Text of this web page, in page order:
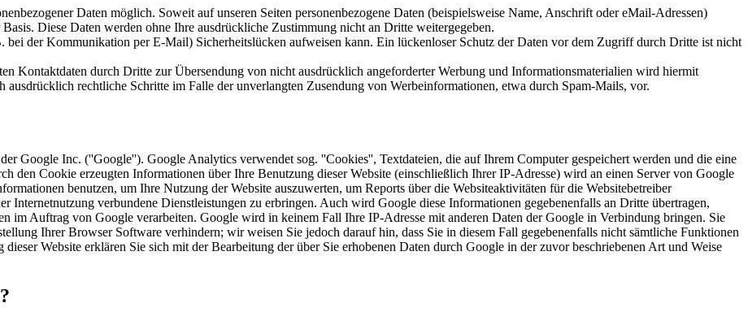
Daten möglich. Soweit auf unseren Seiten personenbezogene Daten (beispielsweise Name, Anschrift oder eMail-Adressen)
Diese Daten werden ohne Ihre ausdrückliche Zustimmung nicht an Dritte weitergegeben.
bei der Kommunikation per E-Mail) Sicherheitslücken aufweisen kann. Ein lückenloser Schutz der Daten vor dem Zugriff durch Dritte ist nicht
Kontaktdaten durch Dritte zur Übersendung von nicht ausdrücklich angeforderter Werbung und Informationsmaterialien wird hiermit
rechtliche Schritte im Falle der unverlangten Zusendung von Werbeinformationen, etwa durch Spam-Mails, vor.
Google Inc. (''Google''). Google Analytics verwendet sog. ''Cookies'', Textdateien, die auf Ihrem Computer gespeichert werden und die eine
den Cookie erzeugten Informationen über Ihre Benutzung dieser Website (einschließlich Ihrer IP-Adresse) wird an einen Server von Google
benutzen, um Ihre Nutzung der Website auszuwerten, um Reports über die Websiteaktivitäten für die Websitebetreiber
Internetnutzung verbundene Dienstleistungen zu erbringen. Auch wird Google diese Informationen gegebenenfalls an Dritte übertragen,
im Auftrag von Google verarbeiten. Google wird in keinem Fall Ihre IP-Adresse mit anderen Daten der Google in Verbindung bringen. Sie
Ihrer Browser Software verhindern; wir weisen Sie jedoch darauf hin, dass Sie in diesem Fall gegebenenfalls nicht sämtliche Funktionen
Website erklären Sie sich mit der Bearbeitung der über Sie erhobenen Daten durch Google in der zuvor beschriebenen Art und Weise